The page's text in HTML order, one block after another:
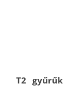
T2 gyűrűk